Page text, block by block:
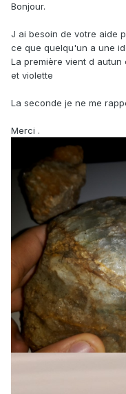
Bonjour.
J ai besoin de votre aide
ce que quelqu'un a une
La première vient d
et violette
La seconde je ne me
Merci .